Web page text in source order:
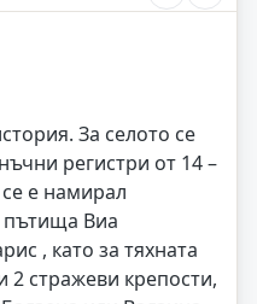
За селото се
регистри от 14 –
е намирал
пътища Виа
, като за тяхната
2 стражеви крепости,